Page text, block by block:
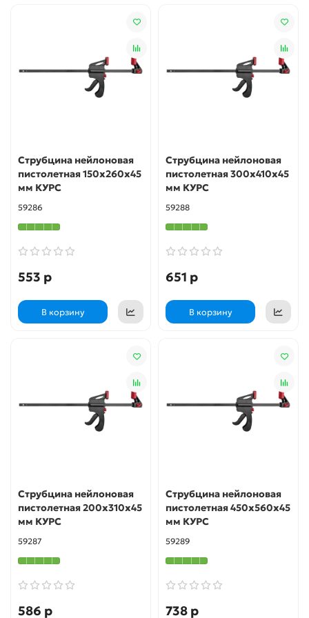
Струбцина нейлоновая
пистолетная 150х260х45
мм КУРС
59286
553 р
В корзину
Струбцина нейлоновая
пистолетная 300х410х45
мм КУРС
59288
651 р
В корзину
Струбцина нейлоновая
пистолетная 200х310х45
мм КУРС
59287
586 р
Струбцина нейлоновая
пистолетная 450х560х45
мм КУРС
59289
738 р